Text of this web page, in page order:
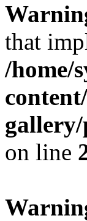
that
/home/
gallery/
on line